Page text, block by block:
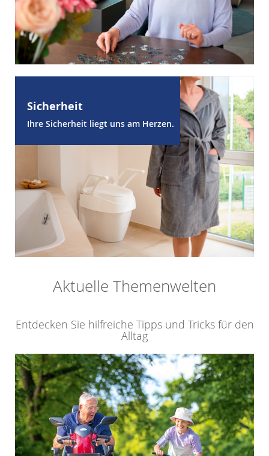
Sicherheit
Ihre Sicherheit liegt uns am Herzen.
Aktuelle Themenwelten
Entdecken Sie hilfreiche Tipps und Tricks für den
Alltag